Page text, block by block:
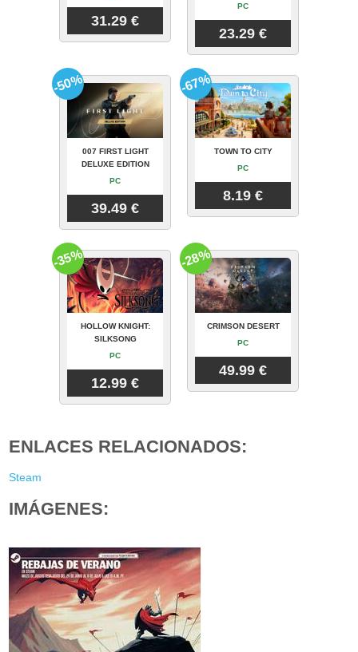
31.29 €
PC
23.29 €
007 FIRST LIGHT
DELUXE EDITION
PC
39.49 €
-50%
TOWN TO CITY
PC
8.19 €
-67%
HOLLOW KNIGHT:
SILKSONG
PC
12.99 €
-35%
CRIMSON DESERT
PC
49.99 €
-28%
ENLACES RELACIONADOS:
Steam
IMÁGENES: